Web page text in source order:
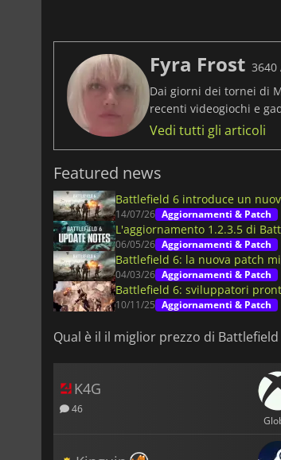
Fyra Frost 3640
Dai giorni dei tornei di
recenti videogiochi e
Vedi tutti gli articoli
Featured news
Battlefield 6 introduce un
14/07/26 Aggiornamenti & Patch
L'aggiornamento 1.2.3.5 di
06/05/26 Aggiornamenti & Patch
Battlefield 6: la nuova patch
04/03/26 Aggiornamenti & Patch
Battlefield 6: sviluppatori
10/11/25 Aggiornamenti & Patch
Qual è il il miglior prezzo di Battlefield
K4G
46